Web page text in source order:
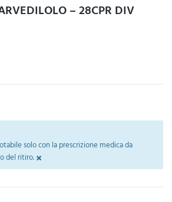
– 28CPR DIV
solo con la prescrizione medica da
del ritiro.×